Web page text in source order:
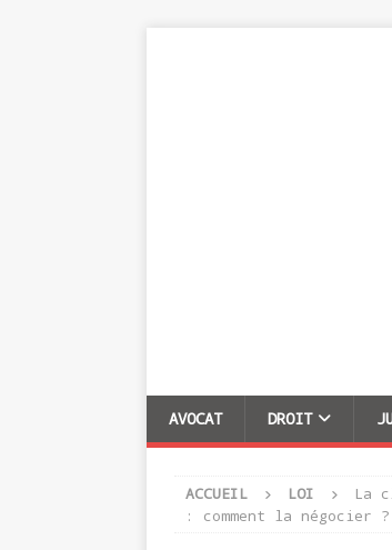
AVOCAT DROIT
ACCUEIL LOI
La
: comment la négocier ?